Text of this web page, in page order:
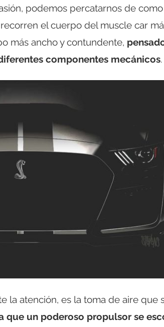
podemos percatarnos de
el cuerpo del muscle car
más ancho y contundente,
componentes mecánicos.
la atención, es la toma de aire que
que un poderoso propulsor se